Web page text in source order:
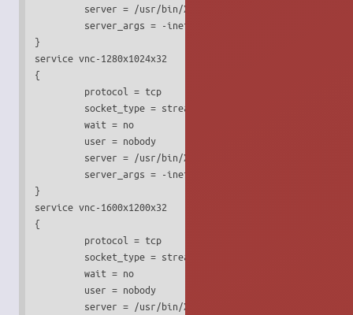
         server = /usr/bin/Xvnc
server_args = -inetd -query localhost -once -
}
service vnc-1280x1024x32
{
         protocol = tcp
         socket_type = stream
         wait = no
         user = nobody
         server = /usr/bin/Xvnc
server_args = -inetd -query localhost -once -
}
service vnc-1600x1200x32
{
         protocol = tcp
         socket_type = stream
         wait = no
         user = nobody
         server = /usr/bin/Xvnc